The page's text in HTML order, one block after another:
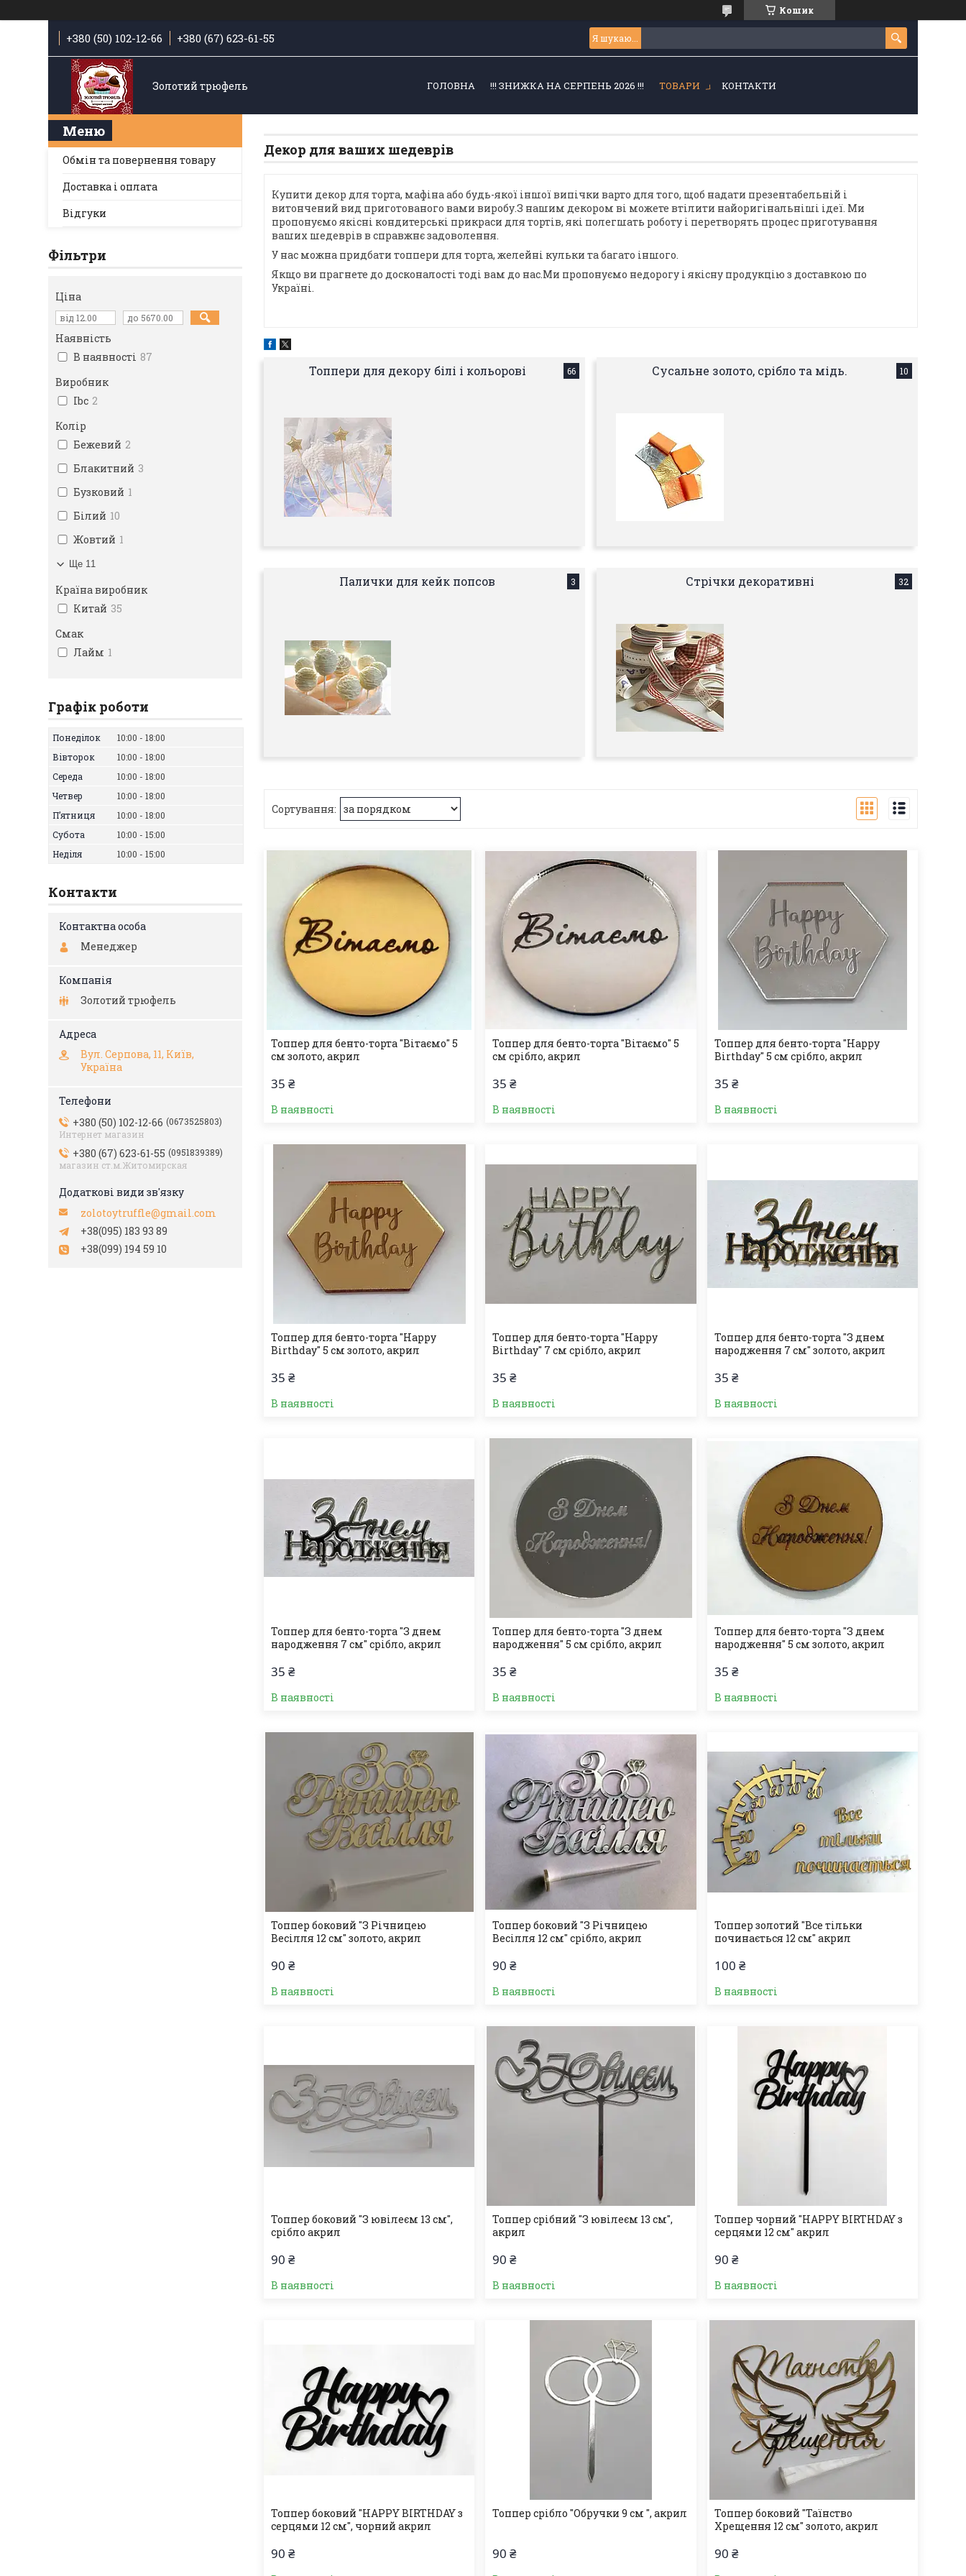
Кошик
+380 (50) 102-12-66 +380 (67) 623-61-55
Золотий трюфель ГОЛОВНА !!! ЗНИЖКА НА СЕРПЕНЬ 2026 !!! ТОВАРИ КОНТАКТИ
Декор для ваших шедеврів
Купити декор для торта, мафіна або будь-якої іншої випічки варто для того, щоб надати презентабельній і
витончений вид приготованого вами виробу.З нашим декором ві можете втілити найоригінальніші ідеї. Ми
пропонуємо якісні кондитерські прикраси для тортів, які полегшать роботу і перетворять процес приготування
ваших шедеврів в справжнє задоволення.
У нас можна придбати топпери для торта, желейні кульки та багато іншого.
Якщо ви прагнете до досконалості тоді вам до нас.Ми пропонуємо недорогу і якісну продукцію з доставкою по
Україні.
Топпери для декору білі і кольорові 66 Сусальне золото, срібло та мідь. 10
Палички для кейк попсов 3 Стрічки декоративні 32
Топпер для бенто-торта "Вітаємо" 5
см золото, акрил
35 ₴
В наявності
Топпер для бенто-торта "Вітаємо" 5
см срібло, акрил
35 ₴
В наявності
Топпер для бенто-торта "Happy
Birthday" 5 см срібло, акрил
35 ₴
В наявності
Топпер для бенто-торта "Happy
Birthday" 5 см золото, акрил
35 ₴
В наявності
Топпер для бенто-торта "Happy
Birthday" 7 см срібло, акрил
35 ₴
В наявності
Топпер для бенто-торта "З днем
народження 7 см" золото, акрил
35 ₴
В наявності
Топпер для бенто-торта "З днем
народження 7 см" срібло, акрил
35 ₴
В наявності
Топпер для бенто-торта "З днем
народження" 5 см срібло, акрил
35 ₴
В наявності
Топпер для бенто-торта "З днем
народження" 5 см золото, акрил
35 ₴
В наявності
Топпер боковий "З Річницею
Весілля 12 см" золото, акрил
90 ₴
В наявності
Топпер боковий "З Річницею
Весілля 12 см" срібло, акрил
90 ₴
В наявності
Топпер золотий "Все тільки
починається 12 см" акрил
100 ₴
В наявності
Топпер боковий "З ювілеєм 13 см",
срібло акрил
90 ₴
В наявності
Топпер срібний "З ювілеєм 13 см",
акрил
90 ₴
В наявності
Топпер чорний "HAPPY BIRTHDAY з
серцями 12 см" акрил
90 ₴
В наявності
Топпер боковий "HAPPY BIRTHDAY з
серцями 12 см", чорний акрил
90 ₴
Топпер срібло "Обручки 9 см ", акрил
90 ₴
Топпер боковий "Таїнство
Хрещення 12 см" золото, акрил
90 ₴
Обмін та повернення товару
Доставка і оплата
Відгуки
Фільтри
Ціна
Наявність
В наявності 87
Виробник
Ibc 2
Колір
Бежевий 2
Блакитний 3
Бузковий 1
Білий 10
Жовтий 1
Ще 11
Країна виробник
Китай 35
Смак
Лайм 1
Графік роботи
Понеділок 10:00
18:00
Вівторок
10:00
18:00
Середа
10:00
18:00
Четвер
10:00
18:00
Пʼятниця
10:00
18:00
Субота
10:00
15:00
Неділя
10:00 15:00
Контакти
Менеджер
Золотий трюфель
Вул. Серпова, 11, Київ,
Україна
+380 (50) 102-12-66 0673525803
Интернет магазин
+380 (67) 623-61-55 0951839389
магазин ст.м.Житомирская
zolotoytruffle@gmail.com
+38(095) 183 93 89
+38(099) 194 59 10